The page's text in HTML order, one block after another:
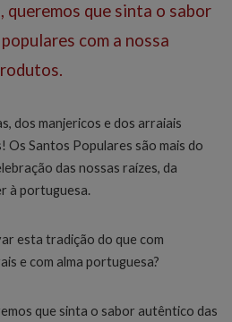
queremos que sinta o sabor
com a nossa
dos manjericos e dos arraiais
Os Santos Populares são mais do
das nossas raízes, da
à portuguesa.
esta tradição do que com
e com alma portuguesa?
que sinta o sabor autêntico das